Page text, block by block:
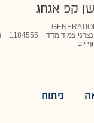
קפ אגחג
צמוד מדד
1184555
יום
ניתוח